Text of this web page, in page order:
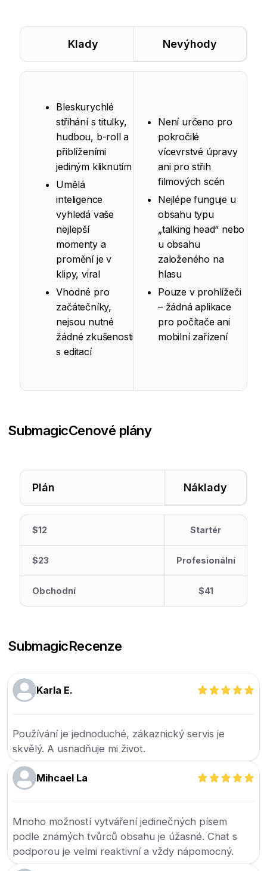
Klady Nevýhody
Bleskurychlé
střihání s titulky,
hudbou, b-roll a
přiblíženími
jediným kliknutím
Umělá
inteligence
vyhledá vaše
nejlepší
momenty a
promění je v
klipy, viral
Vhodné pro
začátečníky,
nejsou nutné
žádné zkušenosti
s editací
Není určeno pro
pokročilé
vícevrstvé úpravy
ani pro střih
filmových scén
Nejlépe funguje u
obsahu typu
„talking head“ nebo
u obsahu
založeného na
hlasu
Pouze v prohlížeči
– žádná aplikace
pro počítače ani
mobilní zařízení
SubmagicCenové plány
Plán Náklady
$12 Startér
$23 Profesionální
Obchodní $41
SubmagicRecenze
Karla E.
Používání je jednoduché, zákaznický servis je
skvělý. A usnadňuje mi život.
Mihcael La
Mnoho možností vytváření jedinečných písem
podle známých tvůrců obsahu je úžasné. Chat s
podporou je velmi reaktivní a vždy nápomocný.